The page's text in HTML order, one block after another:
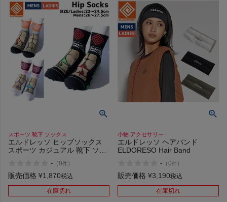
商品が見つからない方はこちら
THE NORTH FACE
スポーツ 靴下 ソックス
エルドレッソ ヒップソックス
スポーツ カジュアル 靴下 ソッ
汗 速乾 ELDORESO Hip Socks
COOLMAX
- （0件 ）
販売価格 ¥1,870税込
在庫切れ
小物 アクセサリー
エルドレッソ ヘアバンド
ELDORESO Hair Band
- （0件 ）
販売価格 ¥3,190税込
在庫切れ